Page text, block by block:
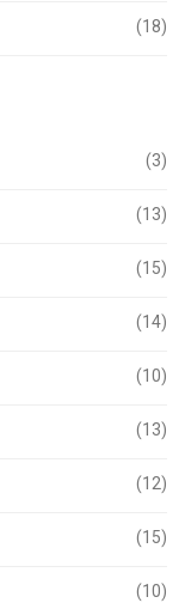
(18)
(3)
(13)
(15)
(14)
(10)
(13)
(12)
(15)
(10)